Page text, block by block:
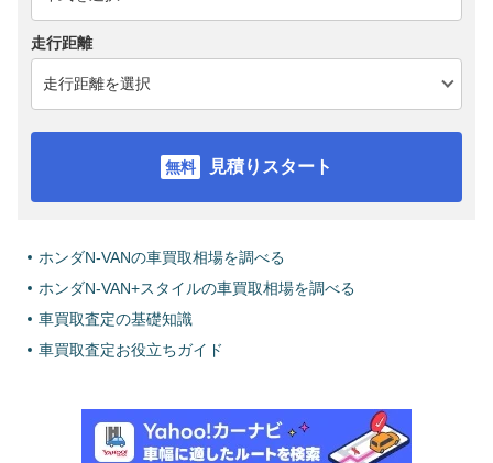
走行距離
見積りスタート
ホンダN-VANの車買取相場を調べる
ホンダN-VAN+スタイルの車買取相場を調べる
車買取査定の基礎知識
車買取査定お役立ちガイド